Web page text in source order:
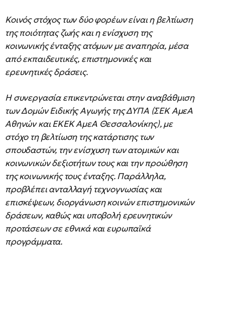
Κοινός στόχος των δύο φορέων είναι η βελτίωση
της ποιότητας ζωής και η ενίσχυση της
κοινωνικής ένταξης ατόμων με αναπηρία, μέσα
από εκπαιδευτικές, επιστημονικές και
ερευνητικές δράσεις.
Η συνεργασία επικεντρώνεται στην αναβάθμιση
των Δομών Ειδικής Αγωγής της ΔΥΠΑ (ΣΕΚ ΑμεΑ
Αθηνών και ΕΚΕΚ ΑμεΑ Θεσσαλονίκης), με
στόχο τη βελτίωση της κατάρτισης των
σπουδαστών, την ενίσχυση των ατομικών και
κοινωνικών δεξιοτήτων τους και την προώθηση
της κοινωνικής τους ένταξης. Παράλληλα,
προβλέπει ανταλλαγή τεχνογνωσίας και
επισκέψεων, διοργάνωση κοινών επιστημονικών
δράσεων, καθώς και υποβολή ερευνητικών
προτάσεων σε εθνικά και ευρωπαϊκά
προγράμματα.